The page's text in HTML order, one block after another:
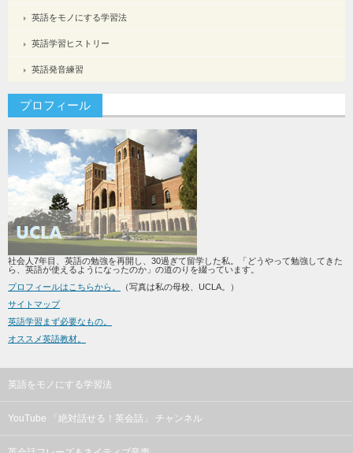
英語をモノにする学習法
英語学習ヒストリー
英語発音練習
プロフィール
社会人7年目、英語の勉強を再開し、30過ぎて留学した私。「どうやって勉強してきた
ら、英語が使えるようになったのか」の道のりを綴っています。
プロフィールはこちらから。
（写真は私の母校、UCLA。）
サイトマップ
英語学習まず必要なもの。
オススメ英語教材。
英語をモノにする学習法
YouTube 「絶対話せる！英会話」 チャンネル